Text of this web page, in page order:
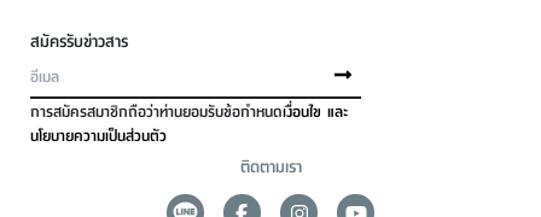
สมัครรับข่าวสาร
การสมัครสมาชิกถือว่าท่านยอมรับข้อกำหนดเงื่อนไข และ
นโยบายความเป็นส่วนตัว
ติดตามเรา